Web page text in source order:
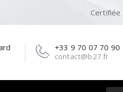
Certifiée
+33 9 70 07 70 90
contact@b27.fr